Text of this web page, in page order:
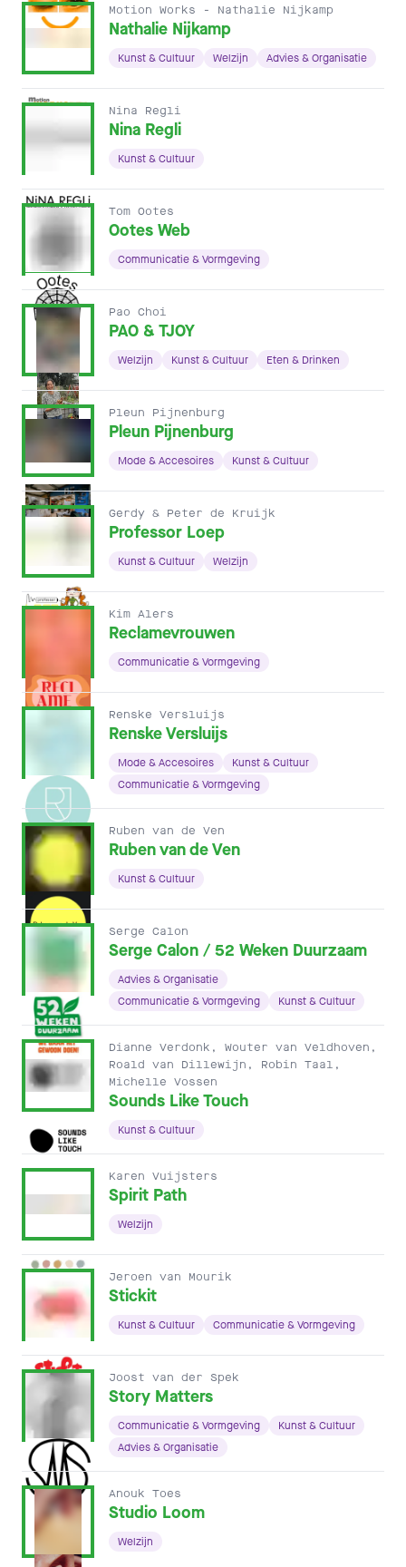
Motion Works - Nathalie Nijkamp
Nathalie Nijkamp
Kunst & Cultuur Welzijn Advies & Organisatie
Nina Regli
Nina Regli
Kunst & Cultuur
Tom Ootes
Ootes Web
Communicatie & Vormgeving
Pao Choi
PAO & TJOY
Welzijn Kunst & Cultuur Eten & Drinken
Pleun Pijnenburg
Pleun Pijnenburg
Mode & Accesoires Kunst & Cultuur
Gerdy & Peter de Kruijk
Professor Loep
Kunst & Cultuur Welzijn
Kim Alers
Reclamevrouwen
Communicatie & Vormgeving
Renske Versluijs
Renske Versluijs
Mode & Accesoires
Kunst & Cultuur
Communicatie & Vormgeving
Ruben van de Ven
Ruben van de Ven
Kunst & Cultuur
Serge Calon
Serge Calon / 52 Weken Duurzaam
Advies & Organisatie
Communicatie & Vormgeving
Kunst & Cultuur
Dianne Verdonk, Wouter van Veldhoven,
Roald van Dillewijn, Robin Taal,
Michelle Vossen
Sounds Like Touch
Kunst & Cultuur
Karen Vuijsters
Spirit Path
Welzijn
Jeroen van Mourik
Stickit
Kunst & Cultuur Communicatie & Vormgeving
Joost van der Spek
Story Matters
Communicatie & Vormgeving
Kunst & Cultuur
Advies & Organisatie
Anouk Toes
Studio Loom
Welzijn